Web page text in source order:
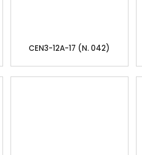
CEN3-12A-17 (N. 042)